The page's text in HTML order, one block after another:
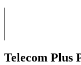
Telecom Plus